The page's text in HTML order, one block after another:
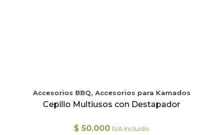
Accesorios BBQ, Accesorios para Kamados
Cepillo Multiusos con Destapador
$ 50.000 IVA Incluido